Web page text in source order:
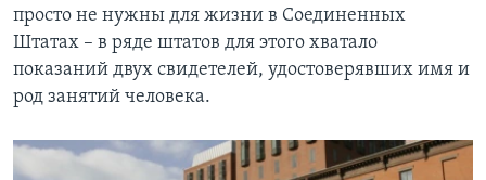
просто не нужны для жизни в Соединенных
Штатах – в ряде штатов для этого хватало
показаний двух свидетелей, удостоверявших имя и
род занятий человека.